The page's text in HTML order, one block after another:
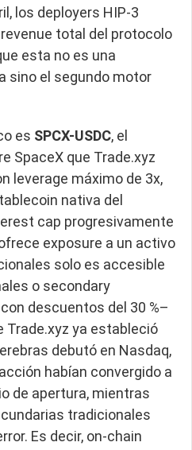
los deployers HIP-3
revenue total del protocolo
esta no es una
sino el segundo motor
es SPCX-USDC, el
SpaceX que Trade.xyz
leverage máximo de 3x,
nativa del
cap progresivamente
exposure a un activo
solo es accesible
o secondary
descuentos del 30 %–
Trade.xyz ya estableció
debutó en Nasdaq,
habían convergido a
de apertura, mientras
tradicionales
Es decir, on-chain